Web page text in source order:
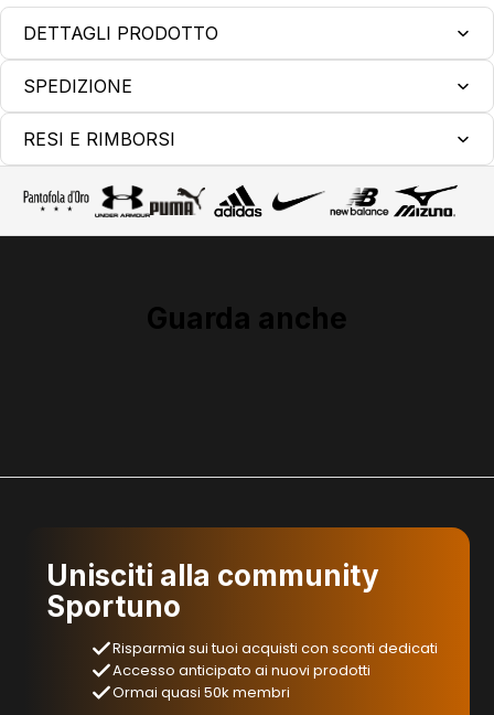
DETTAGLI PRODOTTO
SPEDIZIONE
RESI E RIMBORSI
Guarda anche
Unisciti alla community
Sportuno
Risparmia sui tuoi acquisti con sconti dedicati
Accesso anticipato ai nuovi prodotti
Ormai quasi 50k membri